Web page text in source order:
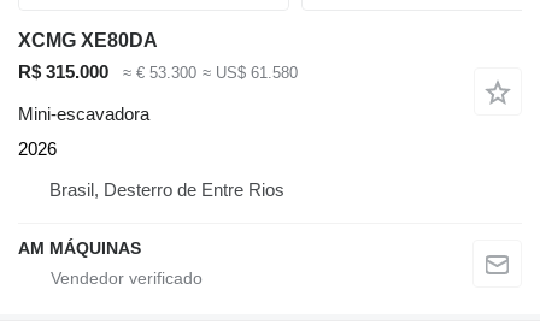
XCMG XE80DA
R$ 315.000
≈ € 53.300 ≈ US$ 61.580
Mini-escavadora
2026
Brasil, Desterro de Entre Rios
AM MÁQUINAS